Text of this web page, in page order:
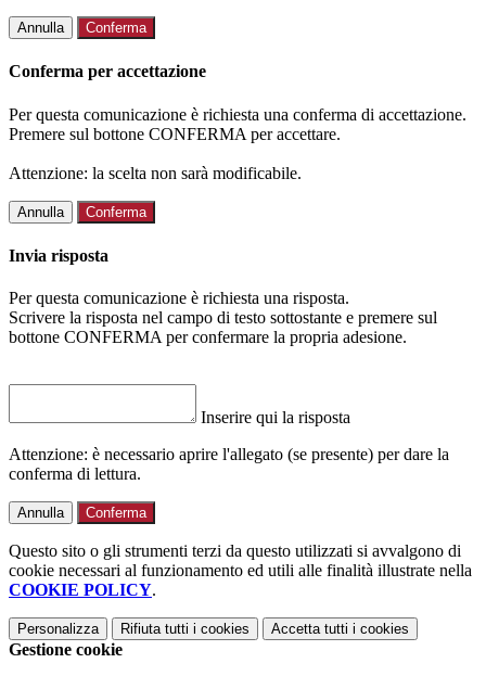
Annulla Conferma
Conferma per accettazione
Per questa comunicazione è richiesta una conferma di accettazione.
Premere sul bottone CONFERMA per accettare.
Attenzione: la scelta non sarà modificabile.
Annulla Conferma
Invia risposta
Per questa comunicazione è richiesta una risposta.
Scrivere la risposta nel campo di testo sottostante e premere sul
bottone CONFERMA per confermare la propria adesione.
Inserire qui la risposta
Attenzione: è necessario aprire l'allegato (se presente) per dare la
conferma di lettura.
Annulla Conferma
Questo sito o gli strumenti terzi da questo utilizzati si avvalgono di
cookie necessari al funzionamento ed utili alle finalità illustrate nella
COOKIE POLICY.
Personalizza Rifiuta tutti i cookies Accetta tutti i cookies
Gestione cookie